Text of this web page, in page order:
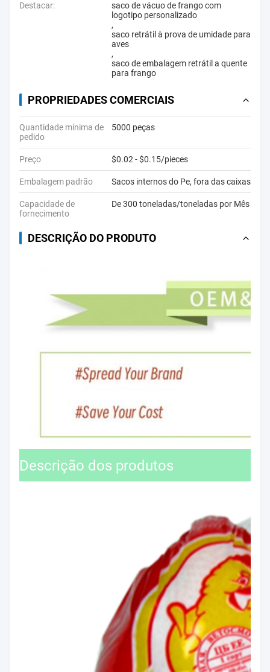
Destacar:
saco de vácuo de frango com
logotipo personalizado
,
saco retrátil à prova de umidade para
aves
,
saco de embalagem retrátil a quente
para frango
PROPRIEDADES COMERCIAIS
Quantidade mínima de
pedido
5000 peças
Preço $0.02 - $0.15/pieces
Embalagem padrão Sacos internos do Pe, fora das caixas
Capacidade de
fornecimento
De 300 toneladas/toneladas por Mês
DESCRIÇÃO DO PRODUTO
Descrição dos produtos